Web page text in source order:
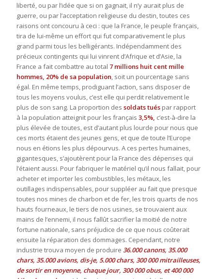
liberté, ou par l’idée que si on gagnait, il n’y aurait plus de
guerre, ou par l’acceptation religieuse du destin, toutes ces
raisons ont concouru à ceci : que la France, le peuple français,
tira de lui-même un effort qui fut comparativement le plus
grand parmi tous les belligérants. Indépendamment des
précieux contingents qui lui vinrent d’Afrique et d’Asie, la
France a fait combattre au total 7 millions huit cent mille
hommes, 20% de sa population, soit un pourcentage sans
égal. En même temps, prodiguant l’action, sans disposer de
tous les moyens voulus, c’est elle qui perdit relativement le
plus de son sang. La proportion des soldats tuéspar rapport
à la population atteignit pour les français 3,5%, c’est-à-dire la
plus élevée de toutes, est d’autant plus lourde pour nous que
ces morts étaient des jeunes gens, et que de toute l’Europe
nous en étions les plus dépourvus. A ces pertes humaines,
gigantesques, s’ajoutèrent pour la France des dépenses qui
l’étaient aussi. Pour fabriquer le matériel qu’il nous fallait, pour
acheter et importer les combustibles, les métaux, les
outillages indispensables, pour suppléer au fait que presque
toutes nos mines de charbon et de fer, les trois quarts de nos
hauts fourneaux, le tiers de nos usines, se trouvaient aux
mains de l’ennemi, il nous fallût sacrifier la moitié de notre
fortune nationale, sans préjudice de ce que nous coûterait
ensuite la réparation des dommages. Cependant, notre
industrie trouva moyen de produire 36.000 canons, 35.000
chars, 35.000 avions, dis-je, 5.000 chars, 300 000 mitrailleuses,
de sortir en moyenne, chaque jour, 300 000 obus, et 400 000